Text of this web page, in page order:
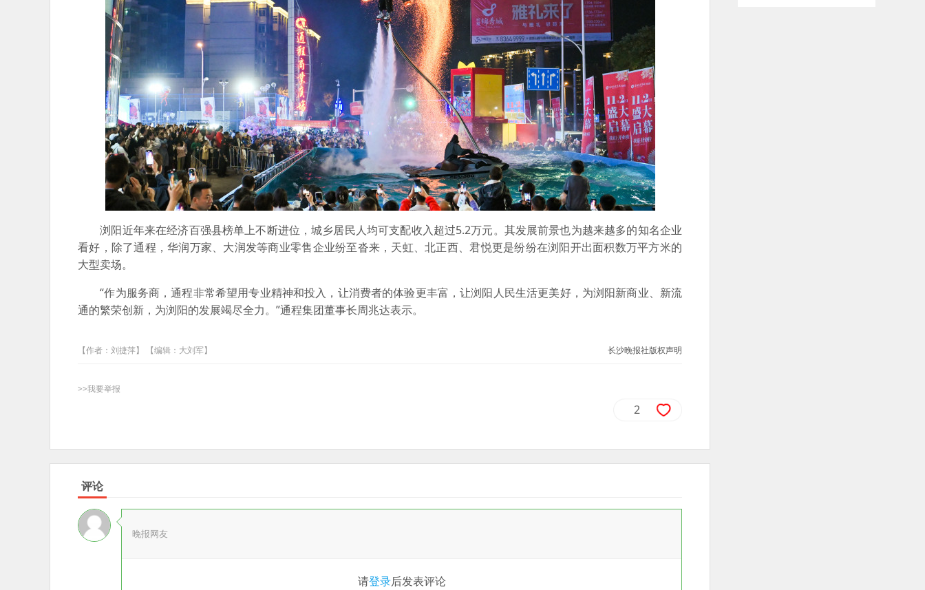
浏阳近年来在经济百强县榜单上不断进位，城乡居民人均可支配收入超过5.2万元。其发展前景也为越来越多的知名企业
看好，除了通程，华润万家、大润发等商业零售企业纷至沓来，天虹、北正西、君悦更是纷纷在浏阳开出面积数万平方米的
大型卖场。
“作为服务商，通程非常希望用专业精神和投入，让消费者的体验更丰富，让浏阳人民生活更美好，为浏阳新商业、新流
通的繁荣创新，为浏阳的发展竭尽全力。”通程集团董事长周兆达表示。
【作者：刘捷萍】 【编辑：大刘军】 长沙晚报社版权声明
>>我要举报
2
评论
晚报网友
请登录后发表评论